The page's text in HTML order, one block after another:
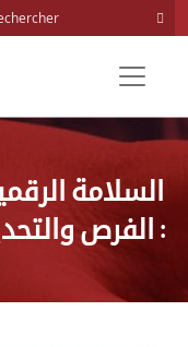
السلامة
: الفرص